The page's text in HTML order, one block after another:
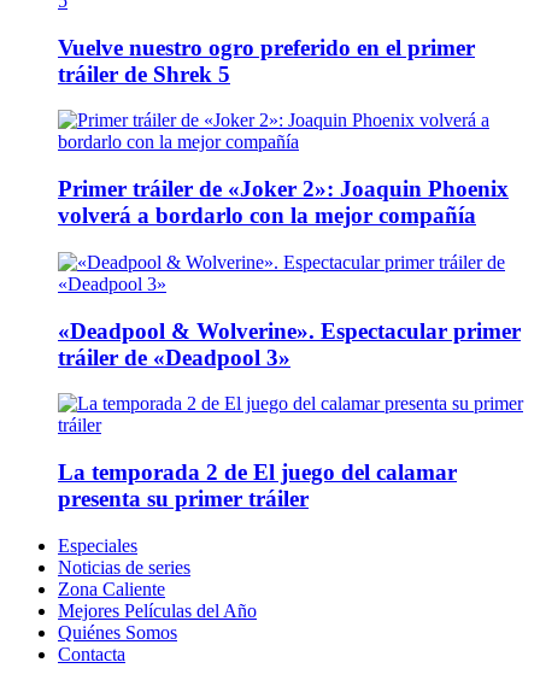
Vuelve nuestro ogro preferido en el primer
tráiler de Shrek 5
Primer tráiler de «Joker 2»: Joaquin Phoenix
volverá a bordarlo con la mejor compañía
«Deadpool & Wolverine». Espectacular primer
tráiler de «Deadpool 3»
La temporada 2 de El juego del calamar
presenta su primer tráiler
Especiales
Noticias de series
Zona Caliente
Mejores Películas del Año
Quiénes Somos
Contacta